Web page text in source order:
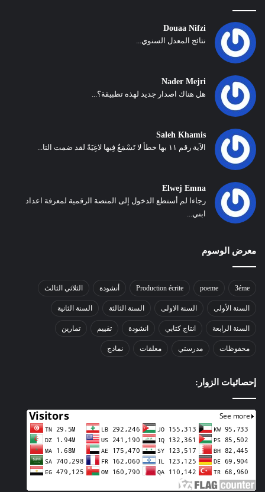
Douaa Nifzi
نتائج المعدل السنوي...
Nader Mejri
هل هناك اصدار جديد لهذه تطبيقة؟...
Saleh Khamis
الآية رقم ١١ بها خطأ لا تَسْمَعُ فِيها لاغِيَةً لقد ضمت التا...
Elwej Emna
رجاءا لم أستطع الدخول إلى المنصة الرقمية لمعرفة اعداد
ابني...
معرض الوسوم
3éme
poeme
Production écrite أنشودة الثلاثي الثالث
السنة الأولى السنة الاولى السنة الثالثة السنة الثانية
السنة الرابعة انتاج كتابي انشودة تقييم تمارين
محفوظات مدرستي معلقات نماذج
إحصائيات الزوار: